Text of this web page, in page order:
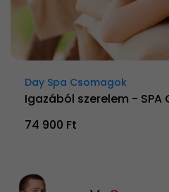
Day Spa Csomagok
Igazából szerelem - SPA
74 900 Ft